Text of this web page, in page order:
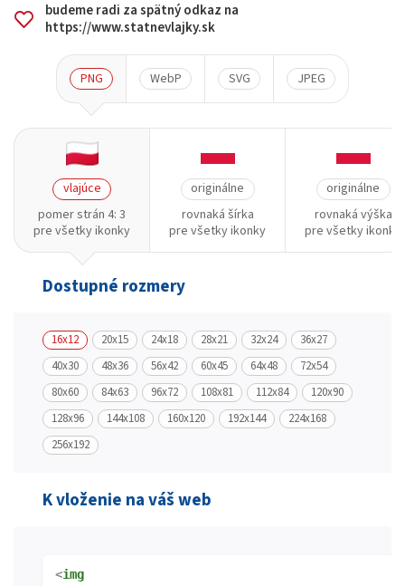
budeme radi za spätný odkaz na
https://www.statnevlajky.sk
PNG WebP SVG JPEG
vlajúce
pomer strán 4: 3
pre všetky ikonky
originálne
rovnaká šírka
pre všetky ikonky
originálne
rovnaká výška
pre všetky ikonky
Dostupné rozmery
16x12 20x15 24x18 28x21 32x24
36x27
40x30
48x36 56x42 60x45 64x48
72x54
80x60
84x63 96x72 108x81 112x84
120x90
128x96
144x108 160x120 192x144
224x168
256x192
K vloženie na váš web
<img